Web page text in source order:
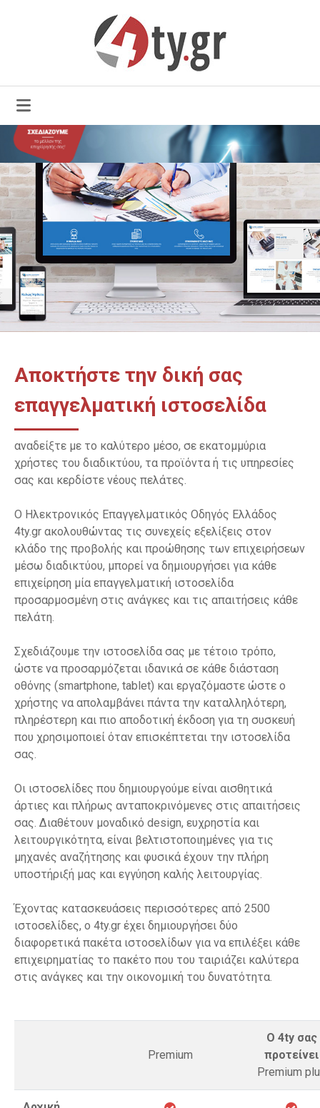
ΣΎΓΚΡΙΣΗ ΠΑΚΈΤΩΝ
Αποκτήστε την δική σας
επαγγελματική ιστοσελίδα
αναδείξτε με το καλύτερο μέσο, σε εκατομμύρια
χρήστες του διαδικτύου, τα προϊόντα ή τις υπηρεσίες
σας και κερδίστε νέους πελάτες.
Ο Ηλεκτρονικός Επαγγελματικός Οδηγός Ελλάδος
4ty.gr ακολουθώντας τις συνεχείς εξελίξεις στον
κλάδο της προβολής και προώθησης των επιχειρήσεων
μέσω διαδικτύου, μπορεί να δημιουργήσει για κάθε
επιχείρηση μία επαγγελματική ιστοσελίδα
προσαρμοσμένη στις ανάγκες και τις απαιτήσεις κάθε
πελάτη.
Σχεδιάζουμε την ιστοσελίδα σας με τέτοιο τρόπο,
ώστε να προσαρμόζεται ιδανικά σε κάθε διάσταση
οθόνης (smartphone, tablet) και εργαζόμαστε ώστε ο
χρήστης να απολαμβάνει πάντα την καταλληλότερη,
πληρέστερη και πιο αποδοτική έκδοση για τη συσκευή
που χρησιμοποιεί όταν επισκέπτεται την ιστοσελίδα
σας.
Οι ιστοσελίδες που δημιουργούμε είναι αισθητικά
άρτιες και πλήρως ανταποκρινόμενες στις απαιτήσεις
σας. Διαθέτουν μοναδικό design, ευχρηστία και
λειτουργικότητα, είναι βελτιστοποιημένες για τις
μηχανές αναζήτησης και φυσικά έχουν την πλήρη
υποστήριξή μας και εγγύηση καλής λειτουργίας.
Έχοντας κατασκευάσεις περισσότερες από 2500
ιστοσελίδες, ο 4ty.gr έχει δημιουργήσει δύο
διαφορετικά πακέτα ιστοσελίδων για να επιλέξει κάθε
επιχειρηματίας το πακέτο που του ταιριάζει καλύτερα
στις ανάγκες και την οικονομική του δυνατότητα.
Premium
Ο 4ty σας
προτείνει
Premium